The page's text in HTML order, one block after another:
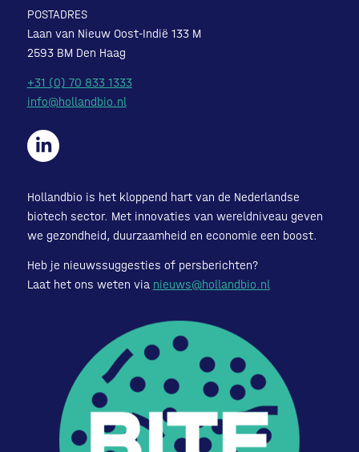
POSTADRES
Laan van Nieuw Oost-Indië 133 M
2593 BM Den Haag
+31 (0) 70 833 1333
info@hollandbio.nl
Hollandbio is het kloppend hart van de Nederlandse
biotech sector. Met innovaties van wereldniveau geven
we gezondheid, duurzaamheid en economie een boost.
Heb je nieuwssuggesties of persberichten?
Laat het ons weten via nieuws@hollandbio.nl